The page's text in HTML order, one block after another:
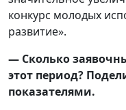
конкурс молодых
развитие».
— Сколько
этот период?
показателями.